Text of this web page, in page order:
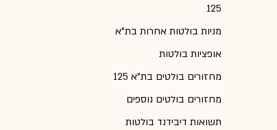
125
מניות בולטות אחרות בת"א
אופציות בולטות
מחזורים בולטים בת"א 125
מחזורים בולטים נוספים
תשואות דיבידנד בולטות